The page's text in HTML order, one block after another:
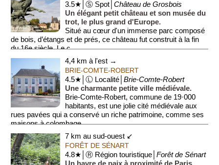
3.5★│Ⓢ Spot│Château de Grosbois
Un élégant petit château et son musée du
trot, le plus grand d'Europe.
Situé au cœur d'un immense parc composé
de bois, d’étangs et de prés, ce château fut construit à la fin
du 16e siècle. Le c...
4,4 km à l'est →
BRIE-COMTE-ROBERT
4.5★│Ⓛ Localité│Brie-Comte-Robert
Une charmante petite ville médiévale.
Brie-Comte-Robert, commune de 19·000
habitants, est une jolie cité médiévale aux
rues pavées qui a conservé un riche patrimoine, comme ses
maisons à colombage...
7 km au sud-ouest ↙
FORÊT DE SÉNART
4.8★│Ⓡ Région touristique│Forêt de Sénart